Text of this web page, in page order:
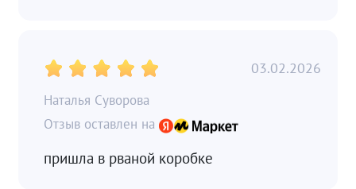
Наталья Суворова
03.02.2026
пришла в рваной коробке